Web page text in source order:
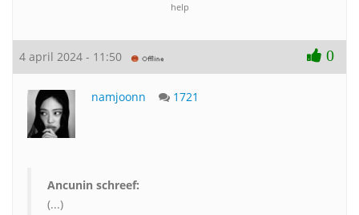
help
4 april 2024 - 11:50 0
namjoonn 1721
Ancunin schreef:
(...)